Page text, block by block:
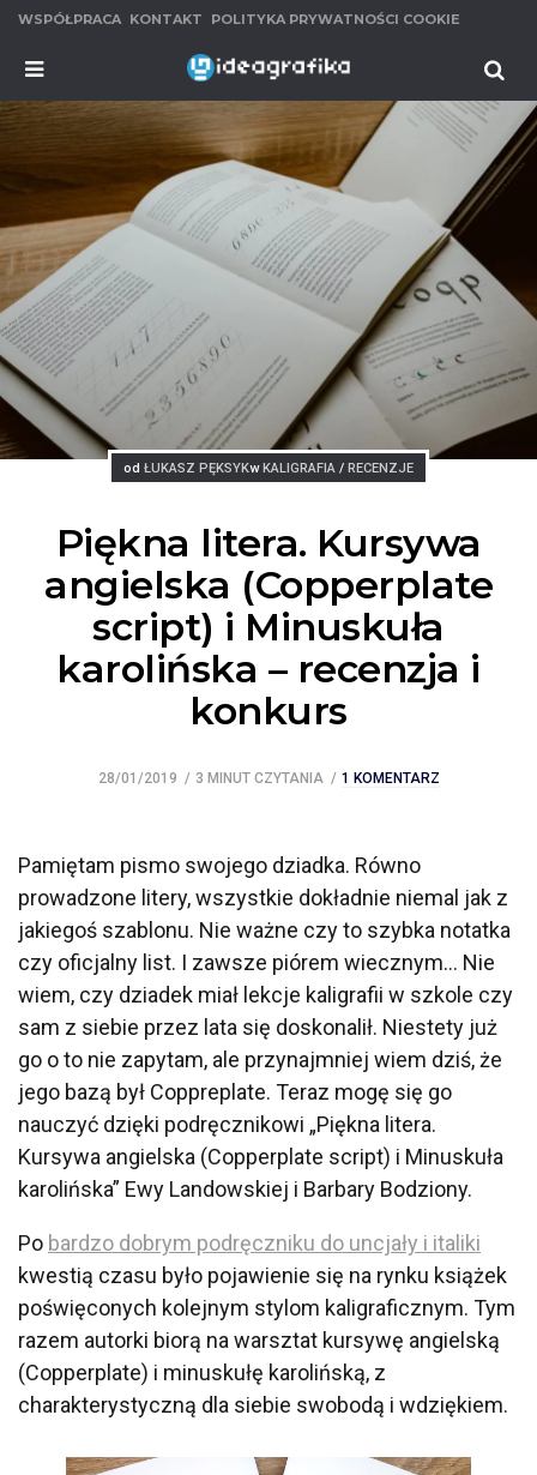
WSPÓŁPRACA KONTAKT POLITYKA PRYWATNOŚCI COOKIE
Posted
od ŁUKASZ PĘKSYKPosted
wKALIGRAFIA / RECENZJE
Piękna litera. Kursywa
angielska (Copperplate
script) i Minuskuła
karolińska – recenzja i
konkurs
28/01/2019 3 MINUT CZYTANIA 1 KOMENTARZ
Pamiętam pismo swojego dziadka. Równo
prowadzone litery, wszystkie dokładnie niemal jak z
jakiegoś szablonu. Nie ważne czy to szybka notatka
czy oficjalny list. I zawsze piórem wiecznym… Nie
wiem, czy dziadek miał lekcje kaligrafii w szkole czy
sam z siebie przez lata się doskonalił. Niestety już
go o to nie zapytam, ale przynajmniej wiem dziś, że
jego bazą był Coppreplate. Teraz mogę się go
nauczyć dzięki podręcznikowi „Piękna litera.
Kursywa angielska (Copperplate script) i Minuskuła
karolińska” Ewy Landowskiej i Barbary Bodziony.
Po bardzo dobrym podręczniku do uncjały i italiki
kwestią czasu było pojawienie się na rynku książek
poświęconych kolejnym stylom kaligraficznym. Tym
razem autorki biorą na warsztat kursywę angielską
(Copperplate) i minuskułę karolińską, z
charakterystyczną dla siebie swobodą i wdziękiem.